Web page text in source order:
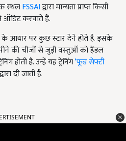
स्‍थलFSSAIद्वारा मान्‍यता प्राप्‍त किसी
ऑडिट करवाते हैं.
के आधार पर कुछ स्‍टार देने होते हैं. इसके
की चीजों से जुड़ी वस्‍तुओं को हैंडल
होती है. उन्‍हें यह ट्रेनिंग‘फूड सेफ्टी
दी जाती है.